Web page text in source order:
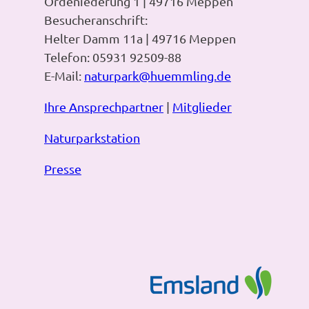
Besucheranschrift:
Helter Damm 11a | 49716 Meppen
Telefon: 05931 92509-88
E-Mail: naturpark@huemmling.de
Ihre Ansprechpartner | Mitglieder
Naturparkstation
Presse